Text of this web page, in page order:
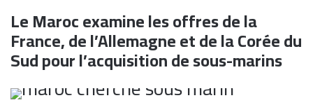
Le Maroc examine les offres de la
France, de l’Allemagne et de la Corée du
Sud pour l’acquisition de sous-marins